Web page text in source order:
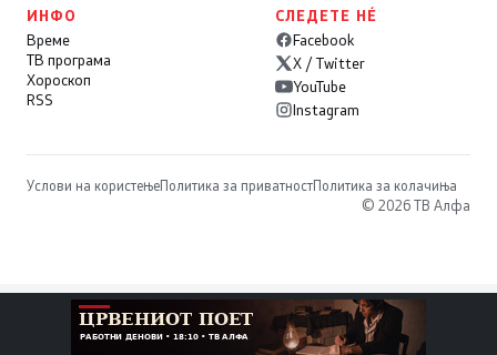
ИНФО
Време
ТВ програма
Хороскоп
RSS
СЛЕДЕТЕ НÉ
Facebook
X / Twitter
YouTube
Instagram
Услови на користењеПолитика за приватностПолитика за колачиња
© 2026 ТВ Алфа